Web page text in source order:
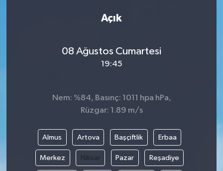
Açık
08 Ağustos Cumartesi
19:45
Nem: %84, Basınç: 1011 hpa hPa,
Rüzgar: 1.89 m/s
Almus Artova Başçiftlik Erbaa
Merkez Niksar Pazar Reşadiye